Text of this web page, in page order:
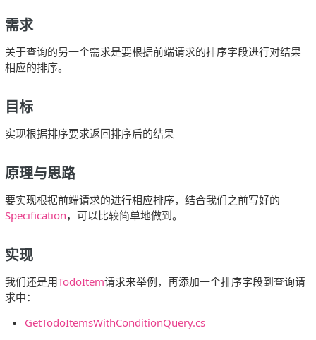
需求
关于查询的另一个需求是要根据前端请求的排序字段进行对结果
相应的排序。
目标
实现根据排序要求返回排序后的结果
原理与思路
要实现根据前端请求的进行相应排序，结合我们之前写好的
Specification，可以比较简单地做到。
实现
我们还是用TodoItem请求来举例，再添加一个排序字段到查询请
求中：
GetTodoItemsWithConditionQuery.cs